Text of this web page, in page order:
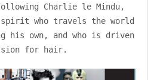
Charlie le Mindu,
who travels the world
own, and who is driven
for hair.